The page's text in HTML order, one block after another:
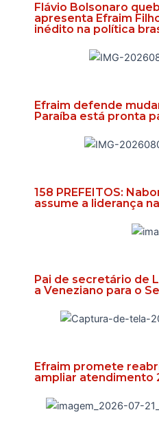
Flávio Bolsonaro
apresenta Efraim
inédito na política
Efraim defende
Paraíba está pronta
158 PREFEITOS:
assume a liderança
Pai de secretário de
a Veneziano para o
Efraim promete
ampliar atendimento